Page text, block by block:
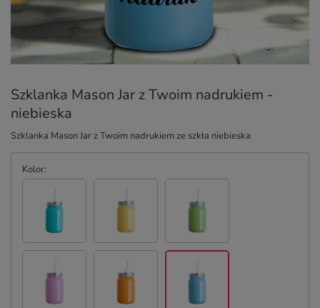
Szklanka Mason Jar z Twoim nadrukiem -
niebieska
Szklanka Mason Jar z Twoim nadrukiem ze szkła niebieska
Kolor